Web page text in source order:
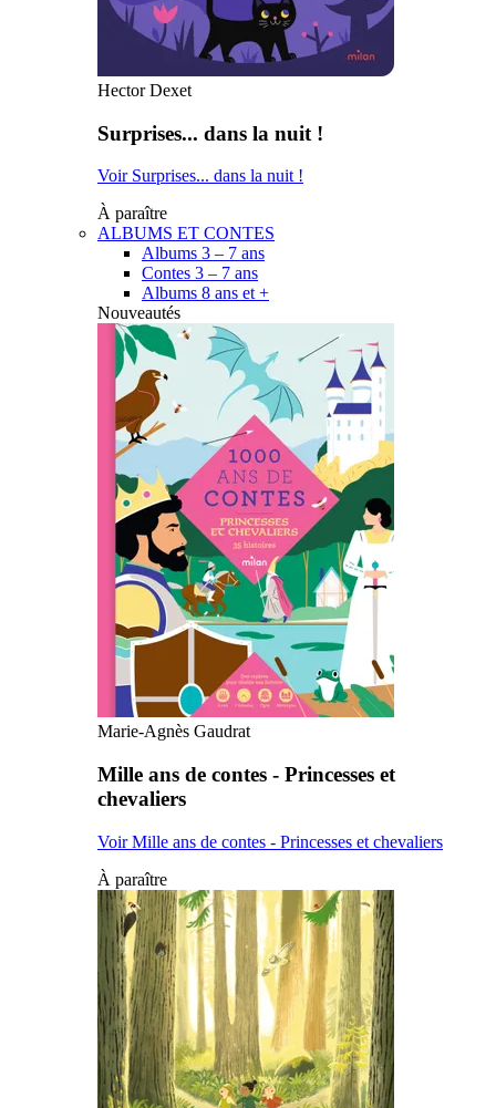
Hector Dexet
Surprises... dans la nuit !
Voir Surprises... dans la nuit !
À paraître
ALBUMS ET CONTES
Albums 3 – 7 ans
Contes 3 – 7 ans
Albums 8 ans et +
Nouveautés
Marie-Agnès Gaudrat
Mille ans de contes - Princesses et
chevaliers
Voir Mille ans de contes - Princesses et chevaliers
À paraître